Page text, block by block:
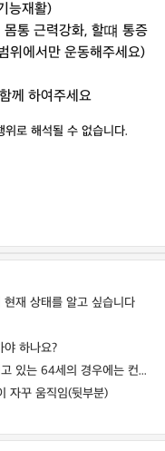
능재활)
통 근력강화, 할떄 통증
위에서만 운동해주세요)
께 하여주세요
로 해석될 수 없습니다.
재 상태를 알고 싶습니다
야 하나요?
밖에 온도가 37도면 당뇨/B형 간염으로 약 먹고 있는 64세의 경우에는 컨디션 저하를 동
자꾸 움직임(뒷부분)